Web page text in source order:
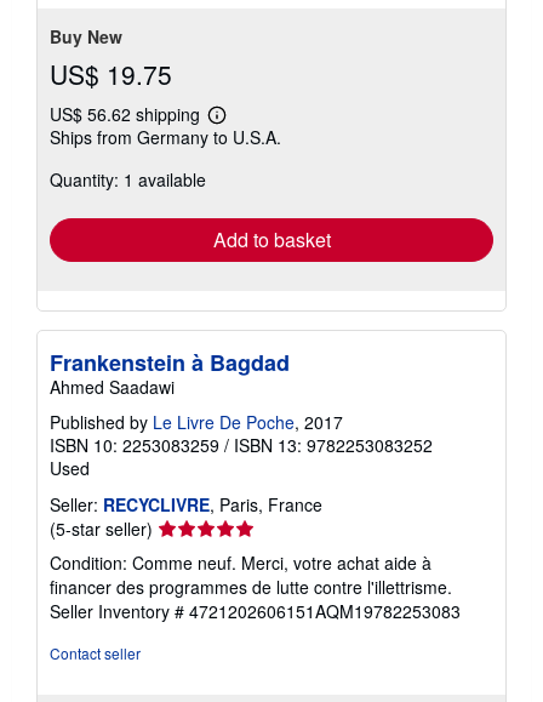
Buy New
US$ 19.75
US$ 56.62 shipping
Learn
more
Ships from Germany to U.S.A.
Quantity: 1 available
Add to basket
Frankenstein à Bagdad
Ahmed Saadawi
Published by Le Livre De Poche, 2017
ISBN 10: 2253083259 / ISBN 13: 9782253083252
Used
Seller: RECYCLIVRE, Paris, France
(5-star seller) Seller
5
out
of
Condition: Comme neuf. Merci, votre achat aide à
financer des programmes de lutte contre l'illettrisme.
Seller Inventory # 4721202606151AQM19782253083
Contact seller